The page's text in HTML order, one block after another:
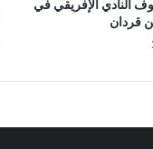
النادي الإفريقي في
قردان